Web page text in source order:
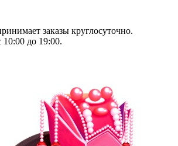
заказы круглосуточно.
10:00 до 19:00.